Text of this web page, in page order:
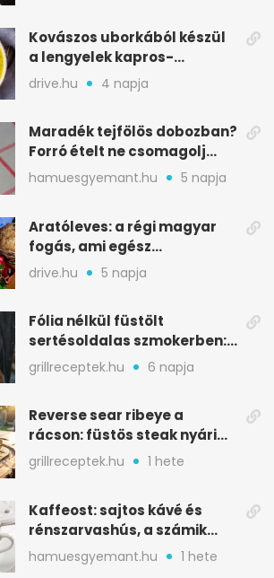
Kovászos uborkából készül
a lengyelek kapros-
savanykás levese
drive.hu 4 napja
Maradék tejfölös dobozban?
Forró ételt ne csomagolj
ilyen tégelybe
hamuesgyemant.hu 5 napja
Aratóleves: a régi magyar
fogás, ami egész
csapatokat jóllakatott
drive.hu 5 napja
Fólia nélkül füstölt
sertésoldalas szmokerben:
ropogós bark, 6 óra
grillreceptek.hu 6 napja
Reverse sear ribeye a
rácson: füstös steak nyári
tökkebabbal
grillreceptek.hu 1 hete
Kaffeost: sajtos kávé és
rénszarvashús, a számik
melegítő itala
hamuesgyemant.hu 1 hete